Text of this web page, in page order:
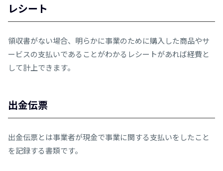
レシート
領収書がない場合、明らかに事業のために購入した商品やサ
ービスの支払いであることがわかるレシートがあれば経費と
して計上できます。
出金伝票
出金伝票とは事業者が現金で事業に関する支払いをしたこと
を記録する書類です。